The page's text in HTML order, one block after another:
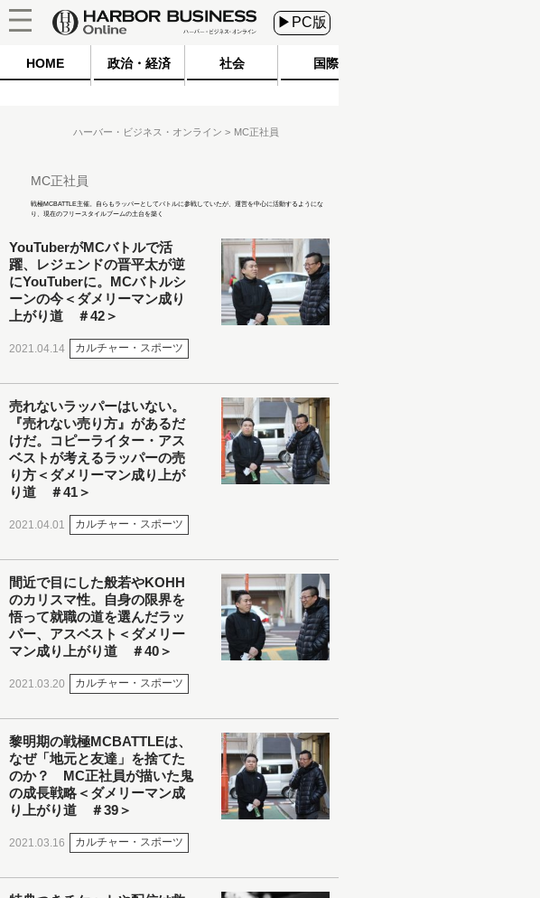
▶PC版
HOME 政治・経済 社会 国際
ハーバー・ビジネス・オンライン MC正社員
MC正社員
戦極MCBATTLE主催。自らもラッパーとしてバトルに参戦していたが、運営を中心に活動するようにな
り、現在のフリースタイルブームの土台を築く
YouTuberがMCバトルで活
躍、レジェンドの晋平太が逆
にYouTuberに。MCバトルシ
ーンの今＜ダメリーマン成り
上がり道 ＃42＞
2021.04.14 カルチャー・スポーツ
売れないラッパーはいない。
『売れない売り方』があるだ
けだ。コピーライター・アス
ベストが考えるラッパーの売
り方＜ダメリーマン成り上が
り道 ＃41＞
2021.04.01 カルチャー・スポーツ
間近で目にした般若やKOHH
のカリスマ性。自身の限界を
悟って就職の道を選んだラッ
パー、アスベスト＜ダメリー
マン成り上がり道 ＃40＞
2021.03.20 カルチャー・スポーツ
黎明期の戦極MCBATTLEは、
なぜ「地元と友達」を捨てた
のか？ MC正社員が描いた鬼
の成長戦略＜ダメリーマン成
り上がり道 ＃39＞
2021.03.16 カルチャー・スポーツ